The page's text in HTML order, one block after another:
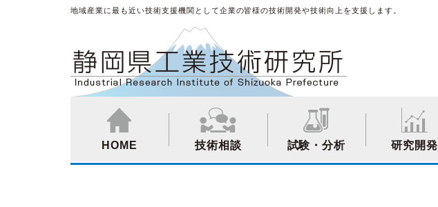
地域産業に最も近い技術支援機関として企業の皆様の技術開発や技術向上を支援します。
HOME 技術相談 試験・分析 研究開発